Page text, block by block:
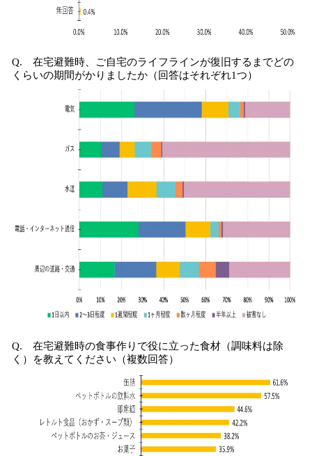
Q. 在宅避難時、ご自宅のライフラインが復旧するまでどの
くらいの期間がかりましたか（回答はそれぞれ1つ）
Q. 在宅避難時の食事作りで役に立った食材（調味料は除
く）を教えてください（複数回答）